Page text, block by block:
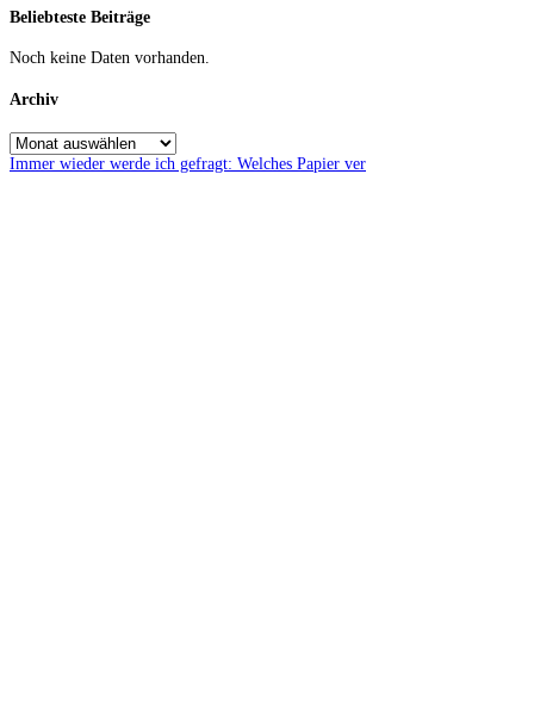
Beliebteste Beiträge
Noch keine Daten vorhanden.
Archiv
Immer wieder werde ich gefragt: Welches Papier ver